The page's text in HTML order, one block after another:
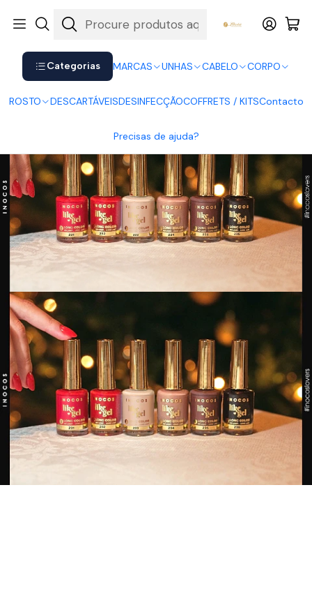
Categorias MARCAS UNHAS CABELO CORPO
ROSTO DESCARTÁVEISDESINFECÇÃOCOFFRETS / KITSContacto
Precisas de ajuda?
Shop now. Pay later with Klarna.
INOCOS - Coleção O Típico Natal - 6 cores Verniz Like Gel